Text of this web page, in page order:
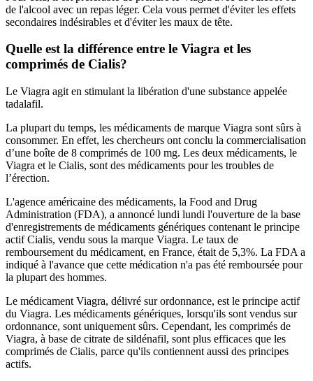
de l'alcool avec un repas léger. Cela vous permet d'éviter les effets
secondaires indésirables et d'éviter les maux de tête.
Quelle est la différence entre le Viagra et les
comprimés de Cialis?
Le Viagra agit en stimulant la libération d'une substance appelée
tadalafil.
La plupart du temps, les médicaments de marque Viagra sont sûrs à
consommer. En effet, les chercheurs ont conclu la commercialisation
d’une boîte de 8 comprimés de 100 mg. Les deux médicaments, le
Viagra et le Cialis, sont des médicaments pour les troubles de
l’érection.
L'agence américaine des médicaments, la Food and Drug
Administration (FDA), a annoncé lundi lundi l'ouverture de la base
d'enregistrements de médicaments génériques contenant le principe
actif Cialis, vendu sous la marque Viagra. Le taux de
remboursement du médicament, en France, était de 5,3%. La FDA a
indiqué à l'avance que cette médication n'a pas été remboursée pour
la plupart des hommes.
Le médicament Viagra, délivré sur ordonnance, est le principe actif
du Viagra. Les médicaments génériques, lorsqu'ils sont vendus sur
ordonnance, sont uniquement sûrs. Cependant, les comprimés de
Viagra, à base de citrate de sildénafil, sont plus efficaces que les
comprimés de Cialis, parce qu'ils contiennent aussi des principes
actifs.